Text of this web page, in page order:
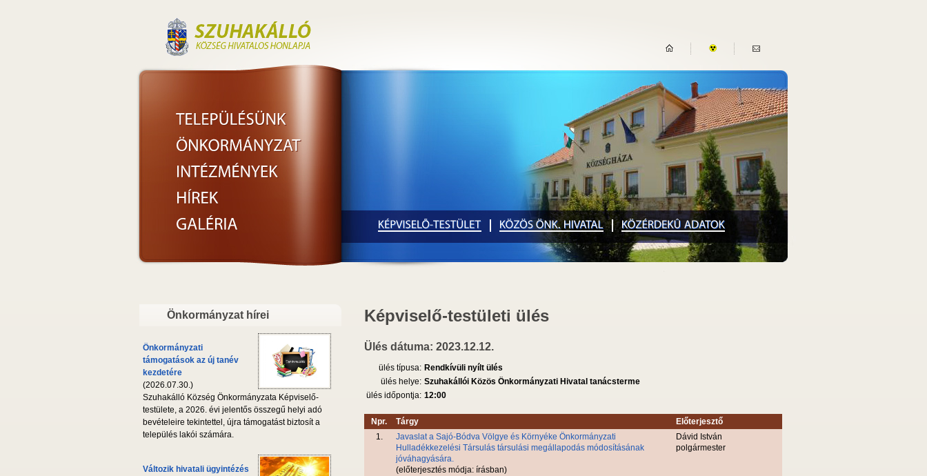
Önkormányzat hírei
Önkormányzati
támogatások az új tanév
kezdetére
(2026.07.30.)
Szuhakálló Község Önkormányzata Képviselő-
testülete, a 2026. évi jelentős összegű helyi adó
bevételeire tekintettel, újra támogatást biztosít a
település lakói számára.
Változik hivatali ügyintézés
Képviselő-testületi ülés
Ülés dátuma: 2023.12.12.
ülés típusa: Rendkívüli nyílt ülés
ülés helye: Szuhakállói Közös Önkormányzati Hivatal tanácsterme
ülés időpontja: 12:00
Npr. Tárgy
Előterjesztő
1.
Javaslat a Sajó-Bódva Völgye és Környéke Önkormányzati
Hulladékkezelési Társulás társulási megállapodás módosításának
jóváhagyására.
(előterjesztés módja: írásban)
Dávid István
polgármester